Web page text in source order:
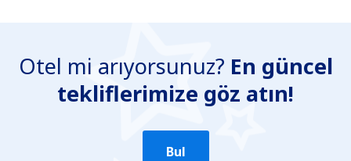
Yanlış bilgi içeriyor
Konun ayrıntılarını içermiyor.
Otel mi arıyorsunuz? En güncel
tekliflerimize göz atın!
Bul